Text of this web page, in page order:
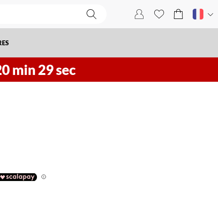
min 28sec